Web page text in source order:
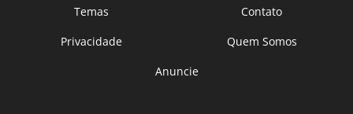
Temas
Contato
Privacidade
Quem Somos
Anuncie